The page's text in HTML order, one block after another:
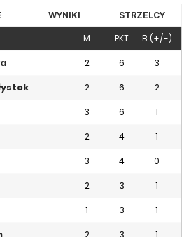
WYNIKI STRZELCY
M PKT B (+/-)
2 6 3
2 6 2
3 6 1
2 4 1
3 4 0
2 3 1
1 3 1
2 3 1